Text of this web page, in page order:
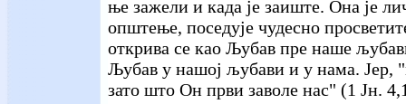
ње зажели и када је заиште. Она је
општење, поседује чудесно
открива се као Љубав пре наше
Љубав у нашој љубави и у нама. Јер,
зато што Он први заволе нас" (1 Јн.